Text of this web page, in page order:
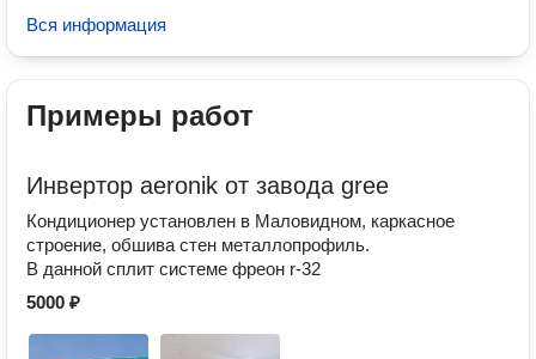
Вся информация
Примеры работ
Инвертор aeronik от завода gree
Кондиционер установлен в Маловидном, каркасное
строение, обшива стен металлопрофиль.
В данной сплит системе фреон r-32
5000 ₽